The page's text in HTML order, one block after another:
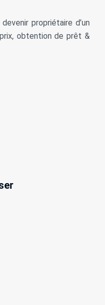
propriétaire d’un
obtention de prêt &